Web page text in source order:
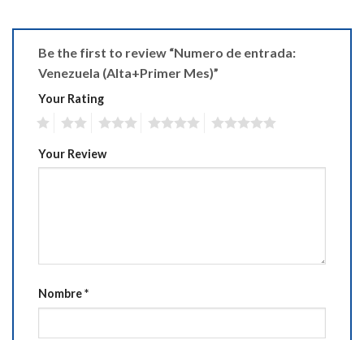
Be the first to review “Numero de entrada:
Venezuela (Alta+Primer Mes)”
Your Rating
Your Review
Nombre*